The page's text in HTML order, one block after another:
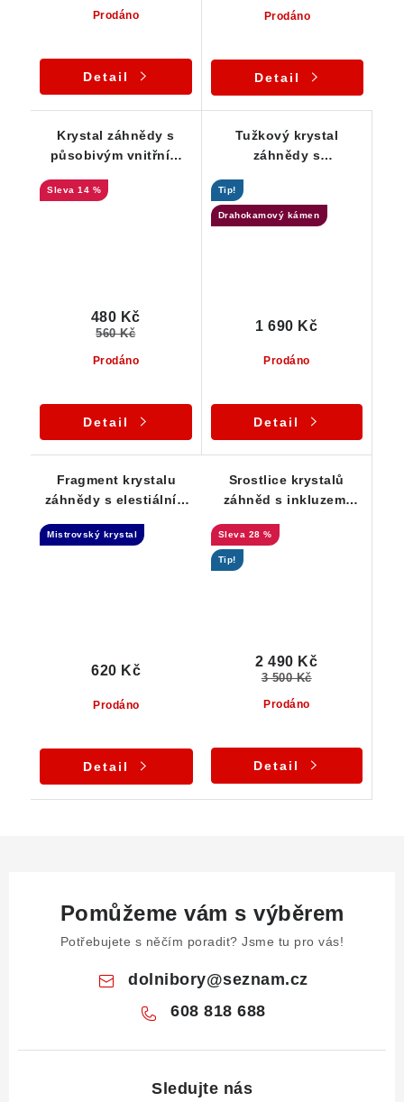
Prodáno
Detail
Prodáno
Detail
Krystal záhnědy s
působivým vnitřním
zdobený muskovitem
14 %
Prodáno
480 Kč
560 Kč
Detail
Tužkový krystal
záhnědy s
drahokamovou
čistotou
Tip!
Drahokamový kámen
Prodáno
1 690 Kč
Detail
Fragment krystalu
záhnědy s elestiálním
Mistrovský krystal
Prodáno
620 Kč
Detail
Srostlice krystalů
záhněd s inkluzemi
rarita z České Meze na
28 %
Tip!
Prodáno
2 490 Kč
3 500 Kč
Detail
Pomůžeme vám s výběrem
Potřebujete s něčím poradit? Jsme tu pro vás!
dolnibory@seznam.cz
608 818 688